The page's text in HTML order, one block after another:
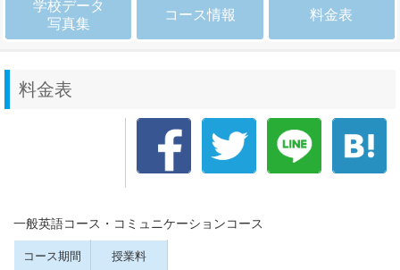
学校データ
写真集
コース情報 料金表
料金表
一般英語コース・コミュニケーションコース
コース期間 授業料